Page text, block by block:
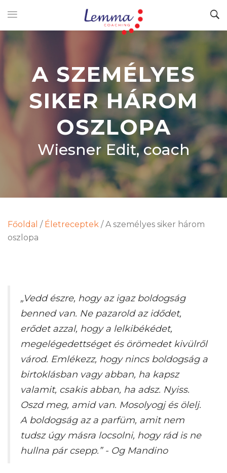
A SZEMÉLYES
SIKER HÁROM
OSZLOPA
Wiesner Edit, coach
Főoldal / Életreceptek / A személyes siker három
oszlopa
„Vedd észre, hogy az igaz boldogság
benned van. Ne pazarold az idődet,
erődet azzal, hogy a lelkibékédet,
megelégedettséget és örömedet kivülről
várod. Emlékezz, hogy nincs boldogság a
birtoklásban vagy abban, ha kapsz
valamit, csakis abban, ha adsz. Nyiss.
Oszd meg, amid van. Mosolyogj és ölelj.
A boldogság az a parfüm, amit nem
tudsz úgy másra locsolni, hogy rád is ne
hullna pár csepp.” - Og Mandino